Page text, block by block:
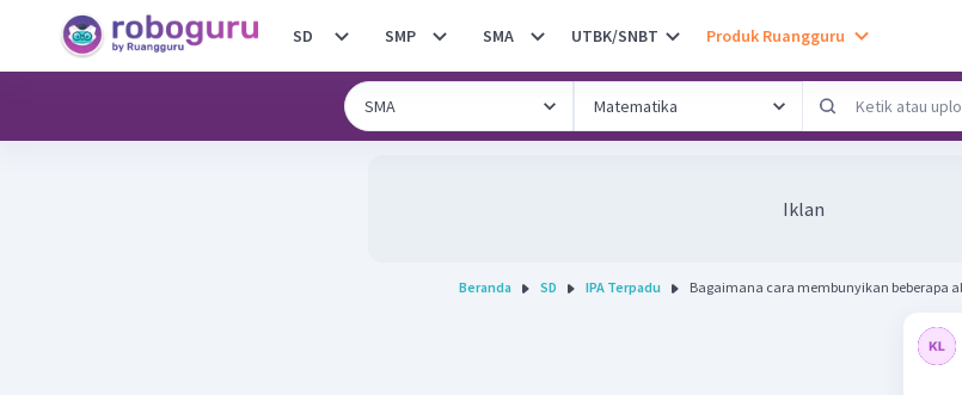
SD SMP SMA UTBK/SNBT Produk Ruangguru
Iklan
Beranda SD IPA Terpadu Bagaimana cara membunyikan beberapa